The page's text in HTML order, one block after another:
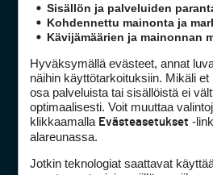
Golfpiste
Golfpisteen
Sisällön ja palveluiden
Kohdennettu mainonta ja
Kävijämäärien ja mainonnan
Hyväksymällä evästeet, annat
näihin käyttötarkoituksiin. Mikäli
osa palveluista tai sisällöistä ei
optimaalisesti. Voit muuttaa
klikkaamalla Evästeasetukset -
alareunassa.
Jotkin teknologiat saattavat